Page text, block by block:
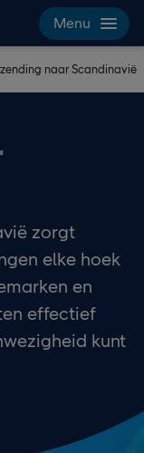
Menu
naar Scandinavië
zorgt
elke hoek
en
effectief
kunt